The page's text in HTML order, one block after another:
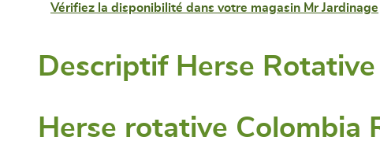
Vérifiez la disponibilité dans votre magasin Mr Jardinage
Descriptif Herse
Herse rotative Colombia